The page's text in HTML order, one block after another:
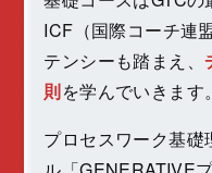
ICF（国際コーチ連
テンシーも踏まえ、
則を学んでいきます。
プロセスワーク基